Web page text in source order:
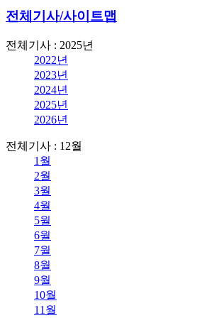
전체기사/사이트맵
전체기사 : 2025년
2022년
2023년
2024년
2025년
2026년
전체기사 : 12월
1월
2월
3월
4월
5월
6월
7월
8월
9월
10월
11월